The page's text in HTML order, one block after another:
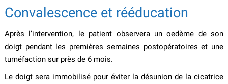
Convalescence et rééducation
Après l’intervention, le patient observera un oedème de son
doigt pendant les premières semaines postopératoires et une
tuméfaction sur près de 6 mois.
Le doigt sera immobilisé pour éviter la désunion de la cicatrice